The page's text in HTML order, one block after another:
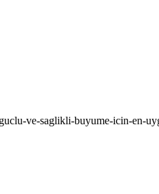
ve-saglikli-buyume-icin-en-